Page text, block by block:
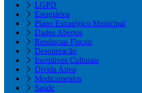
LGPD
Estagiários
Plano Estratégico Municipal
Dados Abertos
Renúncias Fiscais
Desoneração
Incentivos Culturais
Dívida Ativa
Medicamentos
Saúde